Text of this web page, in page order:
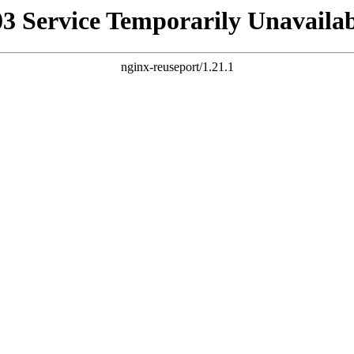
Service Temporarily
nginx-reuseport/1.21.1